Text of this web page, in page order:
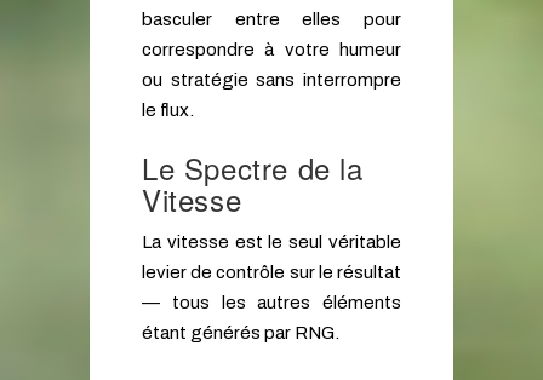
basculer entre elles pour
correspondre à votre humeur
ou stratégie sans interrompre
le flux.
Le Spectre de la
Vitesse
La vitesse est le seul véritable
levier de contrôle sur le résultat
— tous les autres éléments
étant générés par RNG.